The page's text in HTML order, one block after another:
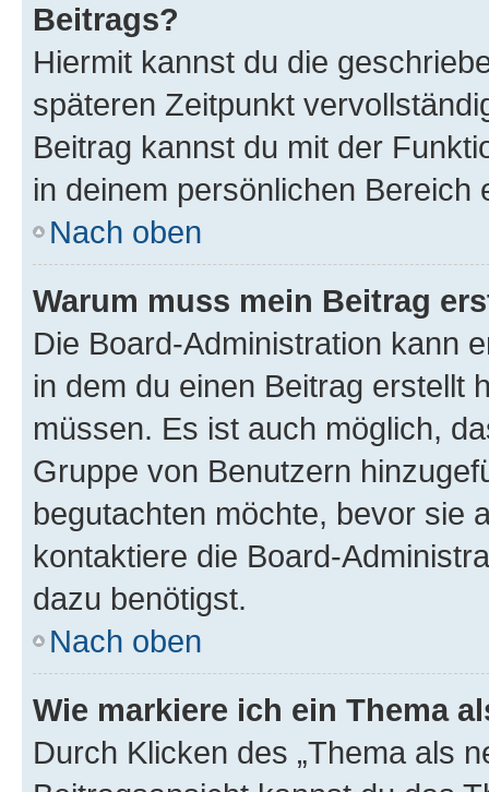
Beitrags?
Hiermit kannst du die
späteren Zeitpunkt
Beitrag kannst du mit der
in deinem persönlichen Bereich
Nach oben
Warum muss mein Beitrag
Die Board-Administration kann
in dem du einen Beitrag erstellt
müssen. Es ist auch möglich,
Gruppe von Benutzern
begutachten möchte, bevor sie
kontaktiere die Board-
dazu benötigst.
Nach oben
Wie markiere ich ein Thema
Durch Klicken des „Thema als